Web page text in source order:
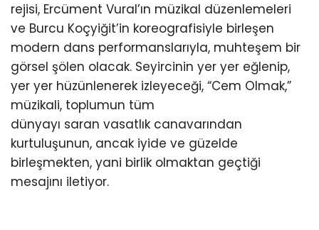
rejisi, Ercüment Vural’ın müzikal düzenlemeleri
ve Burcu Koçyiğit’in koreografisiyle birleşen
modern dans performanslarıyla, muhteşem bir
görsel şölen olacak. Seyircinin yer yer eğlenip,
yer yer hüzünlenerek izleyeceği, “Cem Olmak,”
müzikali, toplumun tüm
dünyayı saran vasatlık canavarından
kurtuluşunun, ancak iyide ve güzelde
birleşmekten, yani birlik olmaktan geçtiği
mesajını iletiyor.